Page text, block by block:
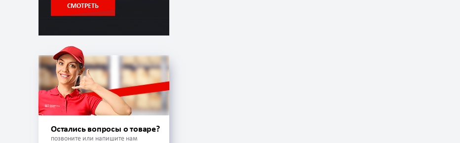
СМОТРЕТЬ
Остались вопросы о товаре?
позвоните или напишите нам